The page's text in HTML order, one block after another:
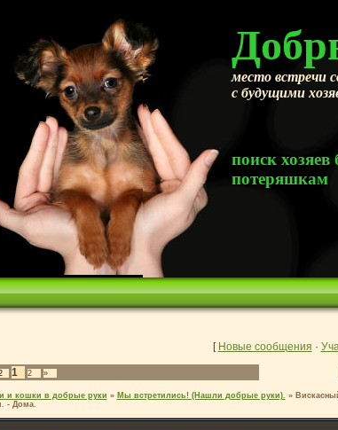
место встречи
с будущими
поиск
потеряшкам
[ Новые сообщения ·
1 2 »
и кошки в добрые руки » Мы встретились! (Нашли добрые руки). »
- Дома.